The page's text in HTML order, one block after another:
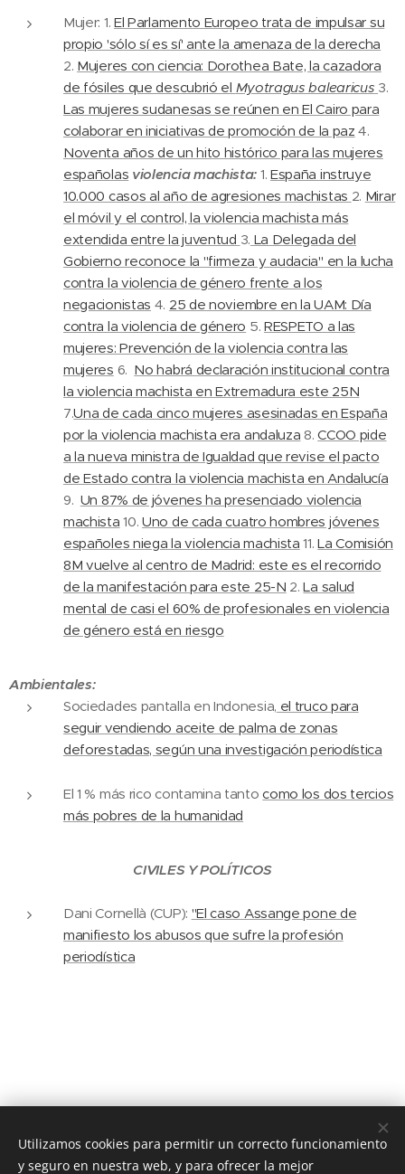
Mujer: 1. El Parlamento Europeo trata de impulsar su
propio 'sólo sí es sí' ante la amenaza de la derecha
2. Mujeres con ciencia: Dorothea Bate, la cazadora
de fósiles que descubrió el Myotragus balearicus 3.
Las mujeres sudanesas se reúnen en El Cairo para
colaborar en iniciativas de promoción de la paz 4.
Noventa años de un hito histórico para las mujeres
españolas violencia machista: 1. España instruye
10.000 casos al año de agresiones machistas 2. Mirar
el móvil y el control, la violencia machista más
extendida entre la juventud 3. La Delegada del
Gobierno reconoce la "firmeza y audacia" en la lucha
contra la violencia de género frente a los
negacionistas 4. 25 de noviembre en la UAM: Día
contra la violencia de género 5. RESPETO a las
mujeres: Prevención de la violencia contra las
mujeres 6. No habrá declaración institucional contra
la violencia machista en Extremadura este 25N
7.Una de cada cinco mujeres asesinadas en España
por la violencia machista era andaluza 8.CCOO pide
a la nueva ministra de Igualdad que revise el pacto
de Estado contra la violencia machista en Andalucía
9. Un 87% de jóvenes ha presenciado violencia
machista 10.Uno de cada cuatro hombres jóvenes
españoles niega la violencia machista 11.La Comisión
8M vuelve al centro de Madrid: este es el recorrido
de la manifestación para este 25-N 2.La salud
mental de casi el 60% de profesionales en violencia
de género está en riesgo
Ambientales:
Sociedades pantalla en Indonesia, el truco para
seguir vendiendo aceite de palma de zonas
deforestadas, según una investigación periodística
El 1 % más rico contamina tantocomo los dos tercios
más pobres de la humanidad
CIVILES Y POLÍTICOS
Dani Cornellà (CUP): "El caso Assange pone de
manifiesto los abusos que sufre la profesión
periodística
© 2020 JUSTICIA Y PAZ C/ Rafael de Riego 16, 3º dcha. Madrid,
28045
Utilizamos cookies para permitir un correcto funcionamiento
y seguro en nuestra web, y para ofrecer la mejor